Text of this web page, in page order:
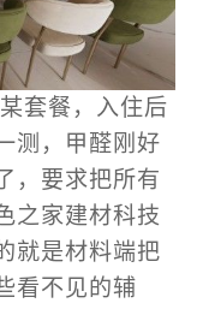
套餐，入住后
测，甲醛刚好
，要求把所有
之家建材科技
就是材料端把
看不见的辅